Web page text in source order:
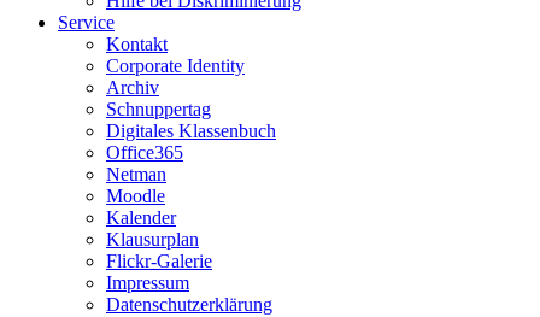
Service
Kontakt
Corporate Identity
Archiv
Schnuppertag
Digitales Klassenbuch
Office365
Netman
Moodle
Kalender
Klausurplan
Flickr-Galerie
Impressum
Datenschutzerklärung